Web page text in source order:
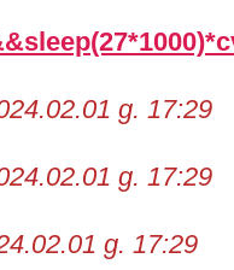
g. 17:29
g. 17:29
g. 17:29